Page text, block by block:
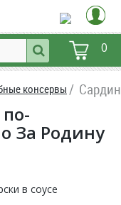
0
консервы
За Родину